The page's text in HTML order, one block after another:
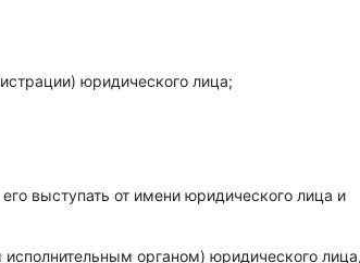
юридического лица;
выступать от имени юридического лица и
органом) юридического лица,